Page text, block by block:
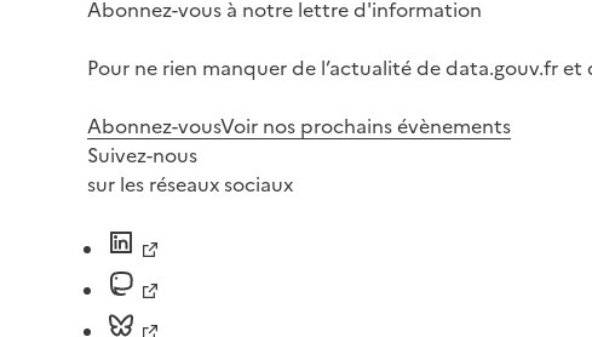
Abonnez-vous à notre lettre d'information
Pour ne rien manquer de l’actualité de data.gouv.fr
Abonnez-vousVoir nos prochains évènements
Suivez-nous
sur les réseaux sociaux